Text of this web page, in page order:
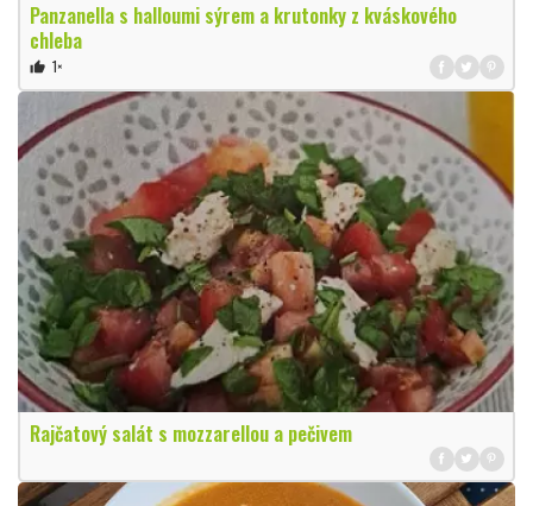
Panzanella s halloumi sýrem a krutonky z kváskového
chleba
thumb_up 1×
Rajčatový salát s mozzarellou a pečivem